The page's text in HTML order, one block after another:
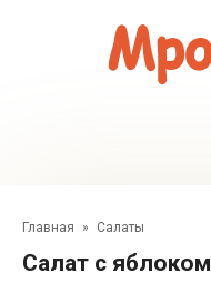
Главная » Салаты
Салат с яблоком